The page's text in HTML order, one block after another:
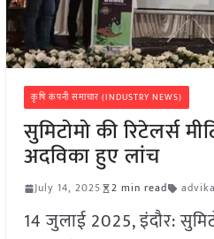
कृषि कंपनी समाचार (INDUSTRY NEWS)
सुमिटोमो की रिटेलर्स
अदविका हुए लांच
July 14, 2025 2 min read advika
14 जुलाई 2025, इंदौर: